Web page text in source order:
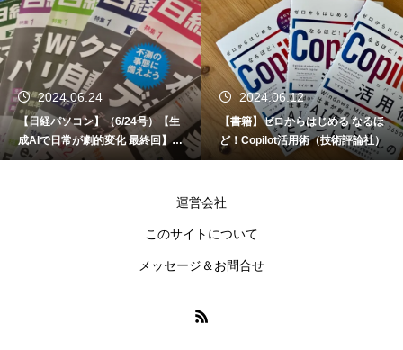
2024.06.24
【日経パソコン】（6/24号）【生
成AIで日常が劇的変化 最終回】 A
I時代のアプリケーション／サービ
2024.06.12
【書籍】ゼロからはじめる なるほ
ど！Copilot活用術（技術評論社）
運営会社
このサイトについて
メッセージ＆お問合せ